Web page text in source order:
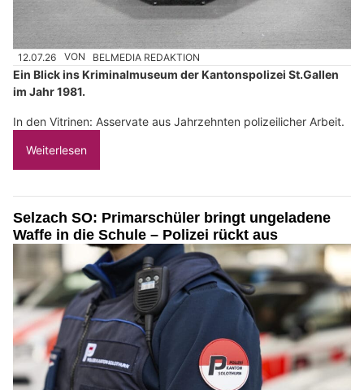
12.07.26 VON BELMEDIA REDAKTION
Ein Blick ins Kriminalmuseum der Kantonspolizei St.Gallen
im Jahr 1981.
In den Vitrinen: Asservate aus Jahrzehnten polizeilicher Arbeit.
Weiterlesen
Selzach SO: Primarschüler bringt ungeladene
Waffe in die Schule – Polizei rückt aus